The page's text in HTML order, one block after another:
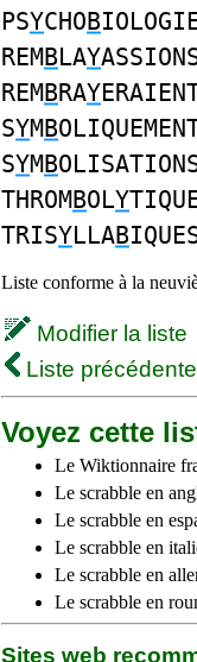
PSYCHOB
REMBLAY
REMBRAY
SYMB
SYMB
THROMBOLY
TRISYLLAB
Liste conforme à la
Modifier la liste
Liste précédente
Voyez cette
Le Wiktionnaire
Le scrabble en
Le scrabble en
Le scrabble en
Le scrabble en
Le scrabble en
Sites web